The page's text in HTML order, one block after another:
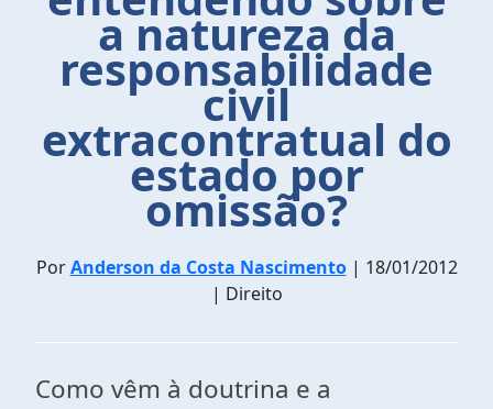
a natureza da
responsabilidade
civil
extracontratual do
estado por
omissão?
PorAnderson da Costa Nascimento| 18/01/2012
| Direito
Como vêm à doutrina e a